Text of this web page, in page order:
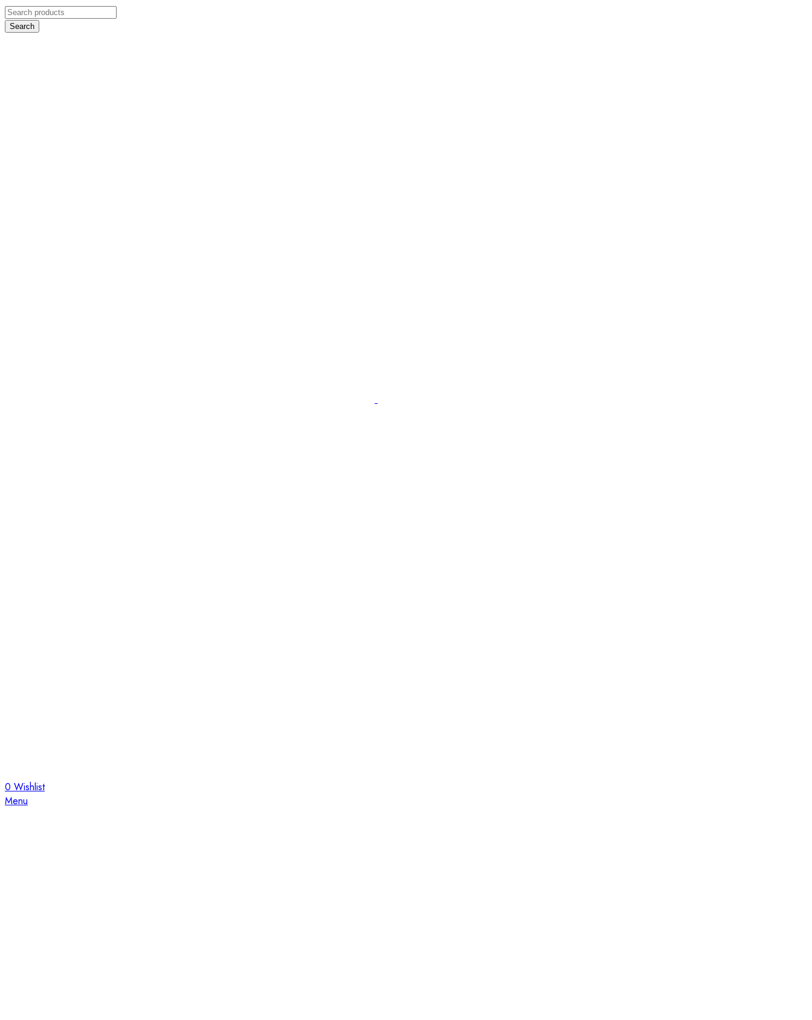
Search
0 Wishlist
Menu